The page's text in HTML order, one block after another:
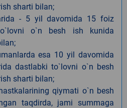
sharti bilan;
- 5 yil davomida 15 foiz
o`n besh ish kunida
esa 10 yil davomida
dastlabki to`lovni o`n besh
sharti bilan;
qiymati o`n besh
taqdirda, jami summaga